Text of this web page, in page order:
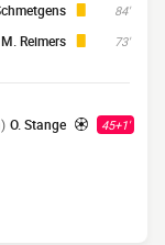
84'
73'
M. Reimers
45+1'
O. Stange